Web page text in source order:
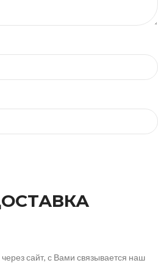
сайт, с Вами связывается наш